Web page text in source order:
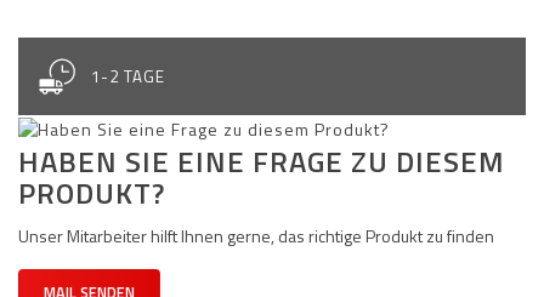
1-2 TAGE
HABEN SIE EINE FRAGE ZU DIESEM
PRODUKT?
Unser Mitarbeiter hilft Ihnen gerne, das richtige Produkt zu finden
MAIL SENDEN